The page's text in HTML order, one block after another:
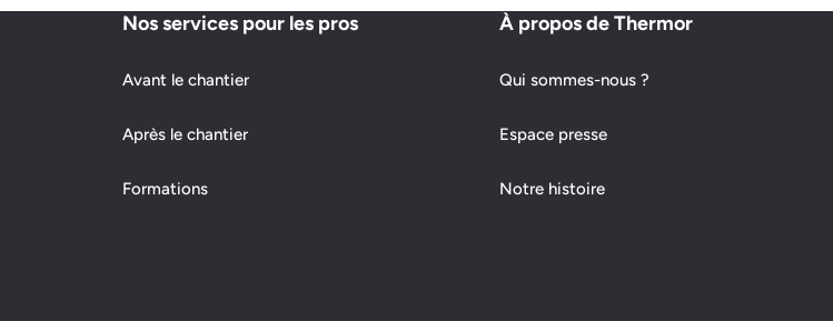
Nos services pour les pros
Avant le chantier
Après le chantier
Formations
À propos de Thermor
Qui sommes-nous ?
Espace presse
Notre histoire